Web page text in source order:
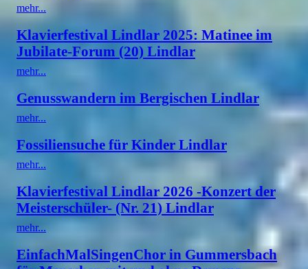
mehr...
Klavierfestival Lindlar 2025: Matinee im
Jubilate-Forum (20) Lindlar
mehr...
Genusswandern im Bergischen Lindlar
mehr...
Fossiliensuche für Kinder Lindlar
mehr...
Klavierfestival Lindlar 2026 -Konzert der
Meisterschüler- (Nr. 21) Lindlar
mehr...
EinfachMalSingenChor in Gummersbach